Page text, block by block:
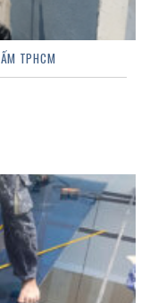
TPHCM